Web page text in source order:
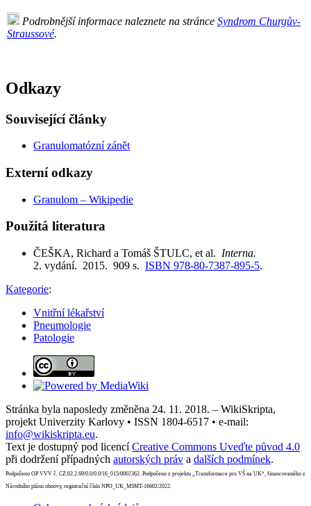
Podrobnější informace naleznete na stránce Syndrom Churgův-
Straussové.
Odkazy
Související články
Granulomatózní zánět
Externí odkazy
Granulom – Wikipedie
Použitá literatura
ČEŠKA, Richard a Tomáš ŠTULC, et al. Interna.
2. vydání. 2015. 909 s. ISBN 978-80-7387-895-5.
Kategorie:
Vnitřní lékařství
Pneumologie
Patologie
Stránka byla naposledy změněna 24. 11. 2018. – WikiSkripta,
projekt Univerzity Karlovy • ISSN 1804-6517 • e-mail:
info@wikiskripta.eu.
Text je dostupný pod licencíCreative Commons Uveďte původ 4.0
při dodržení případných autorských práv a dalších podmínek.
Podpořeno OP VVV č. CZ.02.2.69/0.0/0.0/16_015/0002362. Podpořeno z projektu „Transformace pro VŠ na UK“, financovaného z
Národního plánu obnovy, registrační číslo NPO_UK_MSMT-16602/2022.